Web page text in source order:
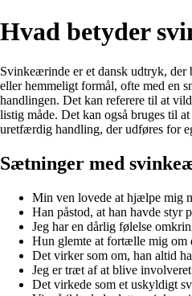
Hvad betyder
Svinkeærinde er et dansk udtryk, der
eller hemmeligt formål, ofte med en
handlingen. Det kan referere til at
listig måde. Det kan også bruges til
uretfærdig handling, der udføres for
Sætninger med
Min ven lovede at hjælpe mig
Han påstod, at han havde styr
Jeg har en dårlig følelse
Hun glemte at fortælle mig om
Det virker som om, han altid
Jeg er træt af at blive
Det virkede som et uskyldigt